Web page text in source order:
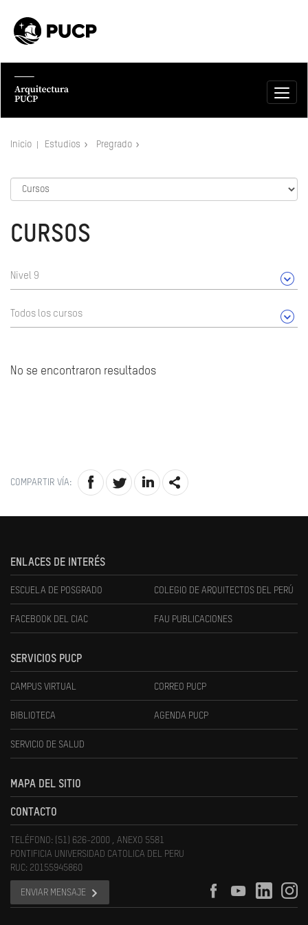
Inicio Estudios Pregrado
CURSOS
Nivel 9
Todos los cursos
No se encontraron resultados
COMPARTIR VÍA:
ENLACES DE INTERÉS
ESCUELA DE POSGRADO COLEGIO DE ARQUITECTOS DEL PERÚ
FACEBOOK DEL CIAC FAU PUBLICACIONES
SERVICIOS PUCP
CAMPUS VIRTUAL CORREO PUCP
BIBLIOTECA AGENDA PUCP
SERVICIO DE SALUD
MAPA DEL SITIO
CONTACTO
TELÉFONO: (51) 626-2000 , ANEXO 5581
PONTIFICIA UNIVERSIDAD CATOLICA DEL PERU
RUC: 20155945860
ENVIAR MENSAJE